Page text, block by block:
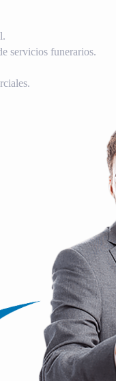
servicios funerarios.